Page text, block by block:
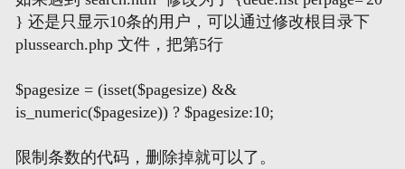
} 还是只显示10条的用户，可以通过修改根目录下
plussearch.php 文件，把第5行
$pagesize = (isset($pagesize) &&
is_numeric($pagesize)) ? $pagesize:10;
限制条数的代码，删除掉就可以了。